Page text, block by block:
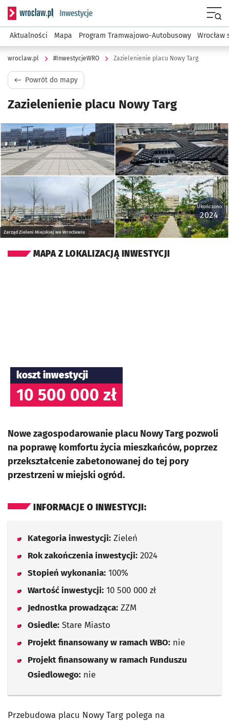
Serwis informacyjny wroclaw.pl podserwis:
Aktualności Mapa Program Tramwajowo-Autobusowy Wrocław
wroclaw.pl #InwestycjeWRO Zazielenienie placu Nowy Targ
Powrót do mapy
Zazielenienie placu Nowy Targ
Kliknij, aby powiększyć
Zarząd Zieleni Miejskiej we Wrocławiu
Ukończono:
2024
MAPA Z LOKALIZACJĄ INWESTYCJI
koszt inwestycji
10 500 000 zł
Nowe zagospodarowanie placu Nowy Targ pozwoli
na poprawę komfortu życia mieszkańców, poprzez
przekształcenie zabetonowanej do tej pory
przestrzeni w miejski ogród.
INFORMACJE O INWESTYCJI:
Kategoria inwestycji: Zieleń
Rok zakończenia inwestycji: 2024
Stopień wykonania: 100%
Wartość inwestycji: 10 500 000 zł
Jednostka prowadząca: ZZM
Osiedle: Stare Miasto
Projekt finansowany w ramach WBO: nie
Projekt finansowany w ramach Funduszu
Osiedlowego: nie
Przebudowa placu Nowy Targ polega na